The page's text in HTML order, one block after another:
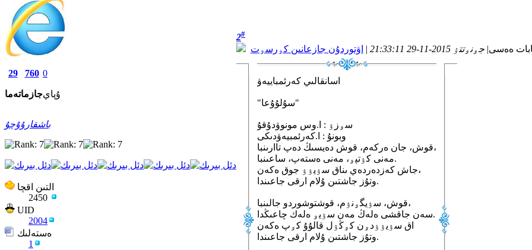
29
تەما
760
جازما
0
ۇپاي
باشقارۇۇچۇ
التىن اقچا
2450
UID
2004
ەستەلىك
1
2#
ەەسى| جۅنۅتتۉ 2015-11-29 21:33:11 | اۋتوردۇن جازعانىن كۅرسۅت
اسانقالىي كەرئمباييەۋ
"سۇلۇۇعا"
سۅزۉ : ا.وس مونوۋدۇقۇ
وبونۇ : ا.كەرئمبيەۋدىكى
قوش، جان ەركەم، قوش دەيسىڭ دەپ تاارىنبا،
مەنى كۉتپۅ، مەنى ەستەپ، ساعىنبا.
جاش كەزدەردەي ىناق سۉيۉۉ جوق ەكەن،
وتۇز جاشتىن ۇلام ارقى جاعىندا.
قوش، سۉيگۅنۉم، قوشتوشوردو جالىنبا،
سەن جاقشى ەلەڭ مەن سۉيۅ ەلەك چاعىڭدا.
اق سۉيۉۉدۅن كۅڭۉل قالۇۇ كۅپ ەكەن
وتۇز جاشتىن ۇلام ارقى جاعىندا.